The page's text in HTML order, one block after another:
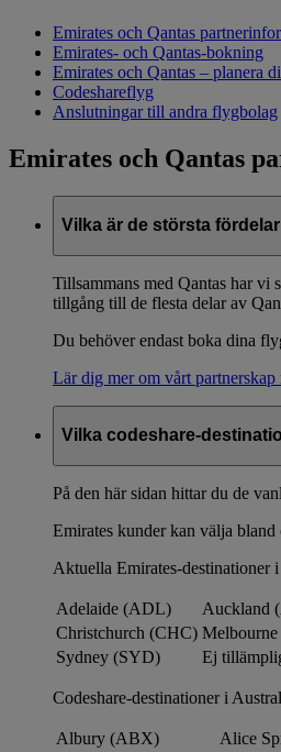
Emirates och Qantas
Emirates- och Qantas-bokning
Emirates och Qantas – planera
Codeshareflyg
Anslutningar till andra flygbolag
Emirates och Qantas
Vilka är de största
Tillsammans med Qantas har vi
tillgång till de flesta delar av
Du behöver endast boka dina
Lär dig mer om vårt partnerskap
Vilka codeshare-
På den här sidan hittar du de
Emirates kunder kan välja
Aktuella Emirates-destinationer
Adelaide (ADL) Auckland
Christchurch (CHC)
Sydney (SYD)
Ej
Codeshare-destinationer i
Albury (ABX) Alice